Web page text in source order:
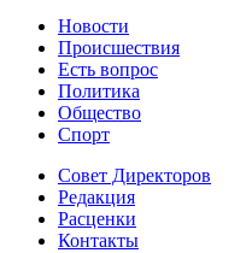
Новости
Происшествия
Есть вопрос
Политика
Общество
Спорт
Совет Директоров
Редакция
Расценки
Контакты